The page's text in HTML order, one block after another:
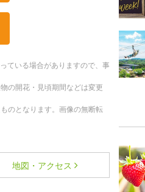
ている場合がありますので、事
の開花・見頃期間などは変更
のとなります。画像の無断転
地図・アクセス